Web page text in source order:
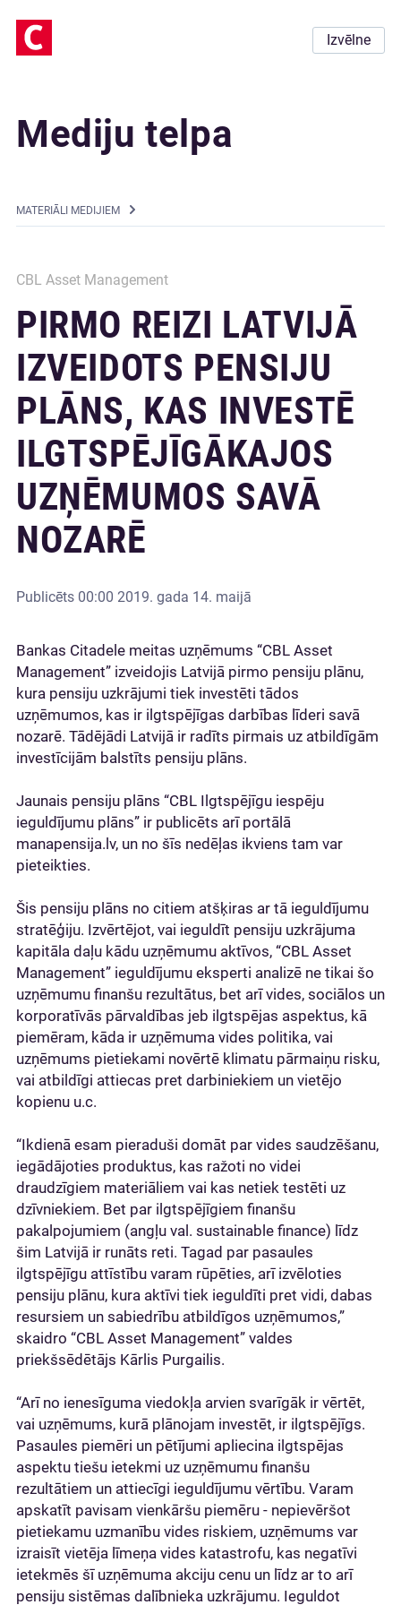
Izvēlne
Mediju telpa
MATERIĀLI MEDIJIEM
CBL Asset Management
PIRMO REIZI LATVIJĀ
IZVEIDOTS PENSIJU
PLĀNS, KAS INVESTĒ
ILGTSPĒJĪGĀKAJOS
UZŅĒMUMOS SAVĀ
NOZARĒ
Publicēts 00:00 2019. gada 14. maijā
Bankas Citadele meitas uzņēmums “CBL Asset
Management” izveidojis Latvijā pirmo pensiju plānu,
kura pensiju uzkrājumi tiek investēti tādos
uzņēmumos, kas ir ilgtspējīgas darbības līderi savā
nozarē. Tādējādi Latvijā ir radīts pirmais uz atbildīgām
investīcijām balstīts pensiju plāns.
Jaunais pensiju plāns “CBL Ilgtspējīgu iespēju
ieguldījumu plāns” ir publicēts arī portālā
manapensija.lv, un no šīs nedēļas ikviens tam var
pieteikties.
Šis pensiju plāns no citiem atšķiras ar tā ieguldījumu
stratēģiju. Izvērtējot, vai ieguldīt pensiju uzkrājuma
kapitāla daļu kādu uzņēmumu aktīvos, “CBL Asset
Management” ieguldījumu eksperti analizē ne tikai šo
uzņēmumu finanšu rezultātus, bet arī vides, sociālos un
korporatīvās pārvaldības jeb ilgtspējas aspektus, kā
piemēram, kāda ir uzņēmuma vides politika, vai
uzņēmums pietiekami novērtē klimatu pārmaiņu risku,
vai atbildīgi attiecas pret darbiniekiem un vietējo
kopienu u.c.
“Ikdienā esam pieraduši domāt par vides saudzēšanu,
iegādājoties produktus, kas ražoti no videi
draudzīgiem materiāliem vai kas netiek testēti uz
dzīvniekiem. Bet par ilgtspējīgiem finanšu
pakalpojumiem (angļu val. sustainable finance) līdz
šim Latvijā ir runāts reti. Tagad par pasaules
ilgtspējīgu attīstību varam rūpēties, arī izvēloties
pensiju plānu, kura aktīvi tiek ieguldīti pret vidi, dabas
resursiem un sabiedrību atbildīgos uzņēmumos,”
skaidro “CBL Asset Management” valdes
priekšsēdētājs Kārlis Purgailis.
“Arī no ienesīguma viedokļa arvien svarīgāk ir vērtēt,
vai uzņēmums, kurā plānojam investēt, ir ilgtspējīgs.
Pasaules piemēri un pētījumi apliecina ilgtspējas
aspektu tiešu ietekmi uz uzņēmumu finanšu
rezultātiem un attiecīgi ieguldījumu vērtību. Varam
apskatīt pavisam vienkāršu piemēru - nepievēršot
pietiekamu uzmanību vides riskiem, uzņēmums var
izraisīt vietēja līmeņa vides katastrofu, kas negatīvi
ietekmēs šī uzņēmuma akciju cenu un līdz ar to arī
pensiju sistēmas dalībnieka uzkrājumu. Ieguldot